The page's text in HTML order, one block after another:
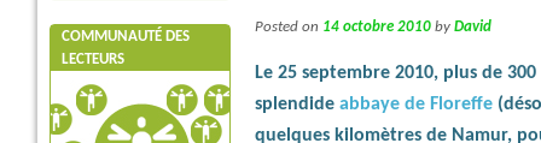
COMMUNAUTÉ DES
LECTEURS
Posted on 14 octobre 2010 by David
Le 25 septembre 2010, plus de
splendide abbaye de Floreffe
quelques kilomètres de Namur,